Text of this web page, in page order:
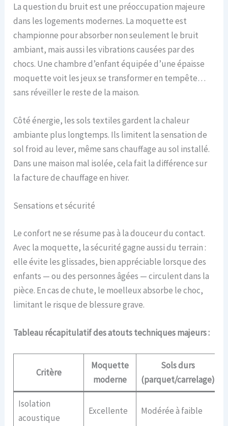
La question du bruit est une préoccupation majeure
dans les logements modernes. La moquette est
championne pour absorber non seulement le bruit
ambiant, mais aussi les vibrations causées par des
chocs. Une chambre d’enfant équipée d’une épaisse
moquette voit les jeux se transformer en tempête…
sans réveiller le reste de la maison.
Côté énergie, les sols textiles gardent la chaleur
ambiante plus longtemps. Ils limitent la sensation de
sol froid au lever, même sans chauffage au sol installé.
Dans une maison mal isolée, cela fait la différence sur
la facture de chauffage en hiver.
Sensations et sécurité
Le confort ne se résume pas à la douceur du contact.
Avec la moquette, la sécurité gagne aussi du terrain :
elle évite les glissades, bien appréciable lorsque des
enfants — ou des personnes âgées — circulent dans la
pièce. En cas de chute, le moelleux absorbe le choc,
limitant le risque de blessure grave.
Tableau récapitulatif des atouts techniques majeurs :
Critère
Moquette
moderne
Sols durs
(parquet/carrelage)
Isolation
acoustique
Excellente Modérée à faible